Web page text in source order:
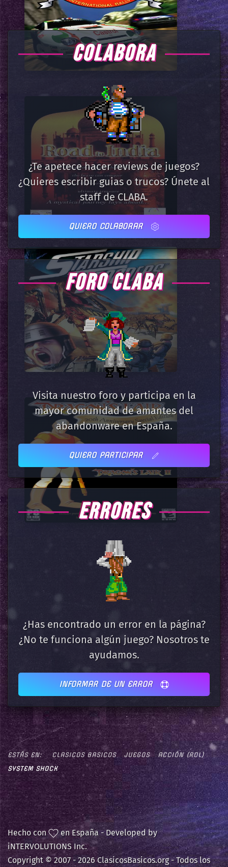
COLABORA
¿Te apetece hacer reviews de juegos?
¿Quieres escribir guias o trucos? Únete al
staff de CLABA.
QUIERO COLABORAR
FORO CLABA
Visita nuestro foro y participa en la
mayor comunidad de amantes del
abandonware en España.
QUIERO PARTICIPAR
ERRORES
¿Has encontrado un error en la página?
¿No te funciona algún juego? Nosotros te
ayudamos.
INFORMAR DE UN ERROR
ESTÁS EN: CLASICOS BASICOS JUEGOS
ACCIÓN (ROL)
SYSTEM SHOCK
Hecho con
en España - Developed by
iNTERVOLUTIONS Inc.
Copyright © 2007 -2026 ClasicosBasicos.org - Todos los